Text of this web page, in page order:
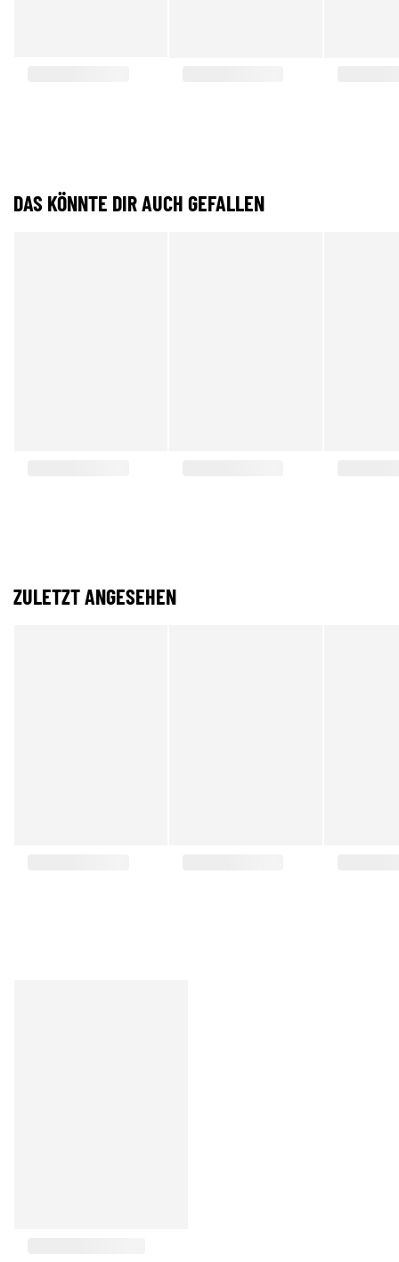
DAS KÖNNTE DIR AUCH GEFALLEN
ZULETZT ANGESEHEN